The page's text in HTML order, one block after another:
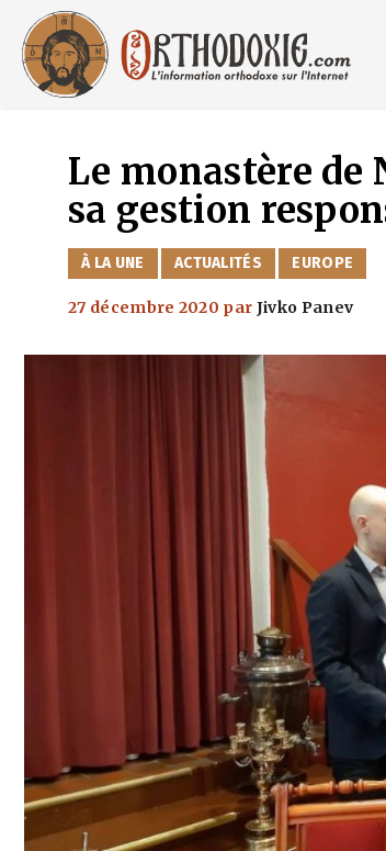
contenu
Le monastère de
sa gestion
CATÉGORIES
À LA UNE ACTUALITÉS EUROPE
27 décembre 2020 par Jivko Panev